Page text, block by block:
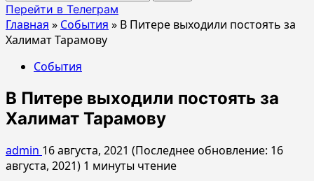
Перейти в Телеграм
Главная » События » В Питере выходили постоять за
Халимат Тарамову
События
В Питере выходили постоять за
Халимат Тарамову
admin 16 августа, 2021 (Последнее обновление: 16
августа, 2021) 1 минуты чтение